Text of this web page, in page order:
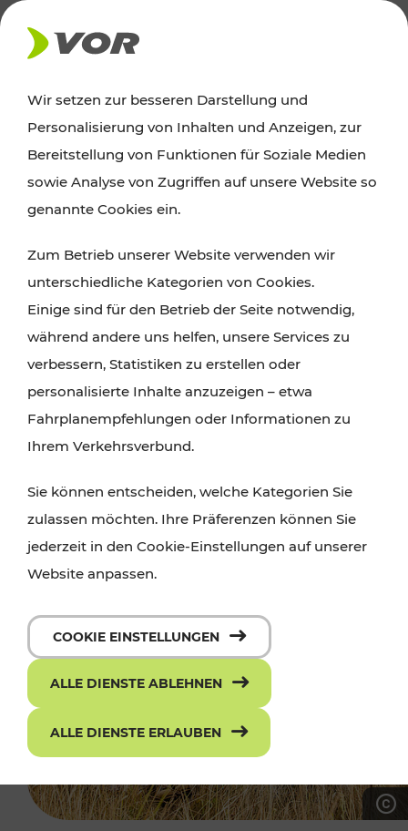
AKTUELLES
Ausflugstipps
Wien, Niederösterreich und das Burgenland
Wanderungen, Kultur und Gastronomie,
Radtouren oder purer Naturgenuss – viele
Attraktionen sind mit den Ticket- und Fahrplan-
Angeboten des VOR gut und schnell erreichbar.
Wir setzen zur besseren Darstellung und
Personalisierung von Inhalten und Anzeigen, zur
Bereitstellung von Funktionen für Soziale Medien
sowie Analyse von Zugriffen auf unsere Website so
genannte Cookies ein.
Zum Betrieb unserer Website verwenden wir
unterschiedliche Kategorien von Cookies.
Einige sind für den Betrieb der Seite notwendig,
während andere uns helfen, unsere Services zu
verbessern, Statistiken zu erstellen oder
personalisierte Inhalte anzuzeigen – etwa
Fahrplanempfehlungen oder Informationen zu
Ihrem Verkehrsverbund.
Sie können entscheiden, welche Kategorien Sie
zulassen möchten. Ihre Präferenzen können Sie
jederzeit in den Cookie-Einstellungen auf unserer
Website anpassen.
COOKIE EINSTELLUNGEN
ALLE DIENSTE ABLEHNEN
ALLE DIENSTE ERLAUBEN